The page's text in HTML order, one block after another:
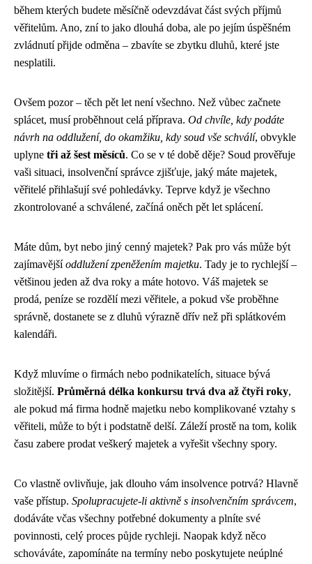
během kterých budete měsíčně odevzdávat část svých příjmů
věřitelům. Ano, zní to jako dlouhá doba, ale po jejím úspěšném
zvládnutí přijde odměna – zbavíte se zbytku dluhů, které jste
nesplatili.
Ovšem pozor – těch pět let není všechno. Než vůbec začnete
splácet, musí proběhnout celá příprava. Od chvíle, kdy podáte
návrh na oddlužení, do okamžiku, kdy soud vše schválí, obvykle
uplyne tři až šest měsíců. Co se v té době děje? Soud prověřuje
vaši situaci, insolvenční správce zjišťuje, jaký máte majetek,
věřitelé přihlašují své pohledávky. Teprve když je všechno
zkontrolované a schválené, začíná oněch pět let splácení.
Máte dům, byt nebo jiný cenný majetek? Pak pro vás může být
zajímavější oddlužení zpeněžením majetku. Tady je to rychlejší –
většinou jeden až dva roky a máte hotovo. Váš majetek se
prodá, peníze se rozdělí mezi věřitele, a pokud vše proběhne
správně, dostanete se z dluhů výrazně dřív než při splátkovém
kalendáři.
Když mluvíme o firmách nebo podnikatelích, situace bývá
složitější. Průměrná délka konkursu trvá dva až čtyři roky,
ale pokud má firma hodně majetku nebo komplikované vztahy s
věřiteli, může to být i podstatně delší. Záleží prostě na tom, kolik
času zabere prodat veškerý majetek a vyřešit všechny spory.
Co vlastně ovlivňuje, jak dlouho vám insolvence potrvá? Hlavně
vaše přístup. Spolupracujete-li aktivně s insolvenčním správcem,
dodáváte včas všechny potřebné dokumenty a plníte své
povinnosti, celý proces půjde rychleji. Naopak když něco
schováváte, zapomínáte na termíny nebo poskytujete neúplné